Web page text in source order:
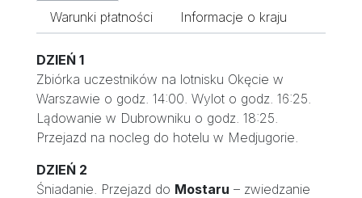
Warunki płatności
Informacje o kraju
DZIEŃ 1
Zbiórka uczestników na lotnisku Okęcie w
Warszawie o godz. 14:00. Wylot o godz. 16:25.
Lądowanie w Dubrowniku o godz. 18:25.
Przejazd na nocleg do hotelu w Medjugorie.
DZIEŃ 2
Śniadanie. Przejazd do Mostaru – zwiedzanie